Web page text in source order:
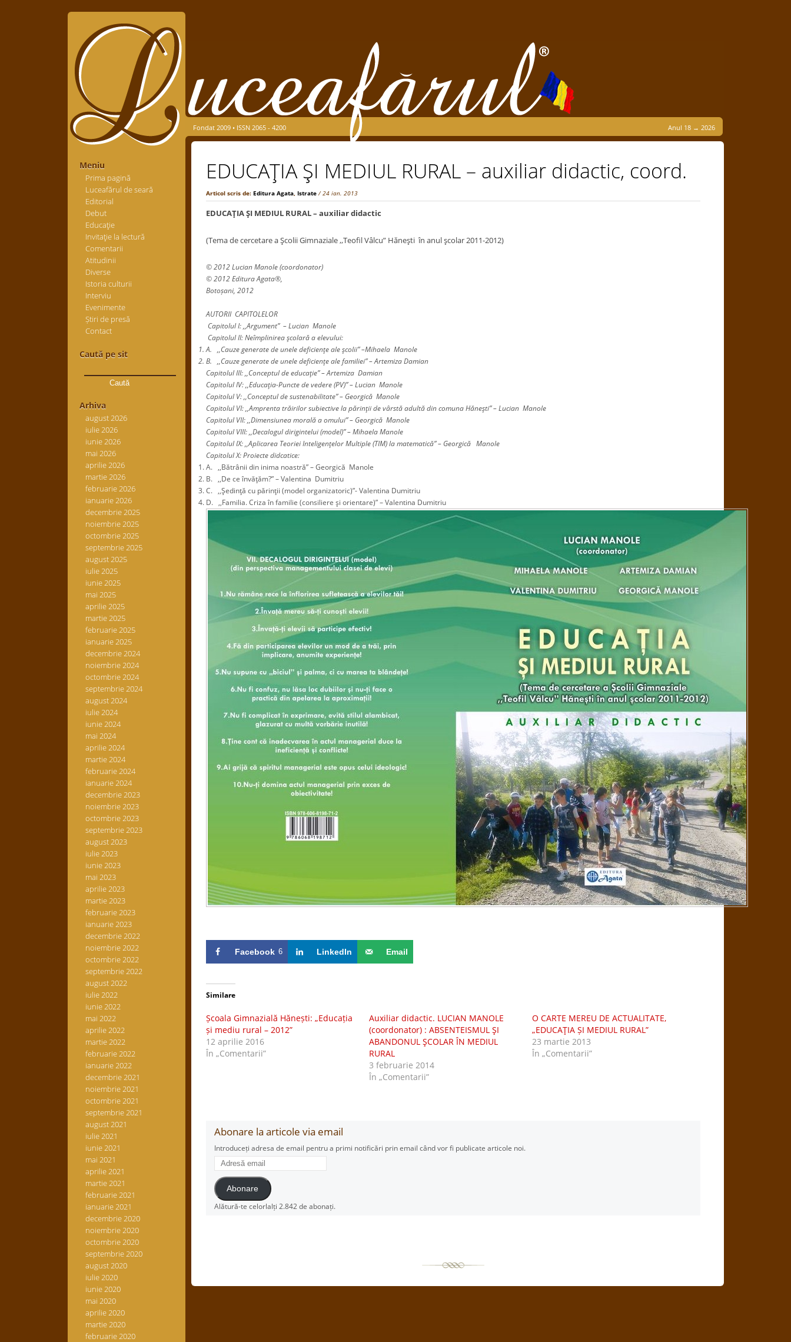
Meniu
Prima pagină
Luceafărul de seară
Editorial
Debut
Educaţie
Invitaţie la lectură
Comentarii
Atitudinii
Diverse
Istoria culturii
Interviu
Evenimente
Știri de presă
Contact
Caută pe sit
după:
Arhiva
august 2026
iulie 2026
iunie 2026
mai 2026
aprilie 2026
martie 2026
februarie 2026
ianuarie 2026
decembrie 2025
noiembrie 2025
octombrie 2025
septembrie 2025
august 2025
iulie 2025
iunie 2025
mai 2025
aprilie 2025
martie 2025
februarie 2025
ianuarie 2025
decembrie 2024
noiembrie 2024
octombrie 2024
septembrie 2024
august 2024
iulie 2024
iunie 2024
mai 2024
aprilie 2024
martie 2024
februarie 2024
ianuarie 2024
decembrie 2023
noiembrie 2023
octombrie 2023
septembrie 2023
august 2023
iulie 2023
iunie 2023
mai 2023
aprilie 2023
martie 2023
februarie 2023
ianuarie 2023
decembrie 2022
noiembrie 2022
octombrie 2022
septembrie 2022
august 2022
iulie 2022
iunie 2022
mai 2022
aprilie 2022
martie 2022
februarie 2022
ianuarie 2022
decembrie 2021
noiembrie 2021
octombrie 2021
septembrie 2021
august 2021
iulie 2021
iunie 2021
mai 2021
aprilie 2021
martie 2021
februarie 2021
ianuarie 2021
decembrie 2020
noiembrie 2020
octombrie 2020
septembrie 2020
august 2020
iulie 2020
iunie 2020
mai 2020
aprilie 2020
martie 2020
februarie 2020
Fondat 2009 • ISSN 2065 - 4200 Anul 18 → 2026
EDUCAŢIA ŞI MEDIUL RURAL – auxiliar didactic, coord.
Articol scris de: Editura Agata, Istrate / 24 ian. 2013
EDUCAŢIA ŞI MEDIUL RURAL – auxiliar didactic
(Tema de cercetare a Şcolii Gimnaziale ,,Teofil Vâlcu” Hăneşti în anul şcolar 2011-2012)
© 2012 Lucian Manole (coordonator)
© 2012 Editura Agata®,
Botoșani, 2012
AUTORII CAPITOLELOR
Capitolul I: ,,Argument” – Lucian Manole
Capitolul II: Neîmplinirea şcolară a elevului:
A. ,,Cauze generate de unele deficienţe ale şcolii” –Mihaela Manole
B. ,,Cauze generate de unele deficienţe ale familiei” – Artemiza Damian
Capitolul III: ,,Conceptul de educaţie” – Artemiza Damian
Capitolul IV: ,,Educaţia-Puncte de vedere (PV)” – Lucian Manole
Capitolul V: ,,Conceptul de sustenabilitate” – Georgică Manole
Capitolul VI: ,,Amprenta trăirilor subiective la părinţii de vârstă adultă din comuna Hăneşti” – Lucian Manole
Capitolul VII: ,,Dimensiunea morală a omului” – Georgică Manole
Capitolul VIII: ,,Decalogul dirigintelui (model)” – Mihaela Manole
Capitolul IX: ,,Aplicarea Teoriei Inteligenţelor Multiple (TIM) la matematică” – Georgică Manole
Capitolul X: Proiecte didcatice:
A. ,,Bătrânii din inima noastră” – Georgică Manole
B. ,,De ce învăţăm?” – Valentina Dumitriu
C. ,,Şedinţă cu părinţii (model organizatoric)”- Valentina Dumitriu
D. ,,Familia. Criza în familie (consiliere şi orientare)” – Valentina Dumitriu
Facebook 6 LinkedIn Email
Similare
Școala Gimnazială Hănești: „Educația
și mediu rural – 2012”
12 aprilie 2016
În „Comentarii”
Auxiliar didactic. LUCIAN MANOLE
(coordonator) : ABSENTEISMUL ŞI
ABANDONUL ŞCOLAR ÎN MEDIUL
RURAL
3 februarie 2014
În „Comentarii”
O CARTE MEREU DE ACTUALITATE,
„EDUCAŢIA ȘI MEDIUL RURAL”
23 martie 2013
În „Comentarii”
Abonare la articole via email
Introduceți adresa de email pentru a primi notificări prin email când vor fi publicate articole noi.
Adresă
email
Abonare
Alătură-te celorlalți 2.842 de abonați.